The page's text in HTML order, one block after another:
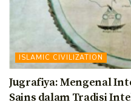
ISLAMIC CIVILIZATION
Jugrafiya: Mengenal
Sains dalam Tradisi